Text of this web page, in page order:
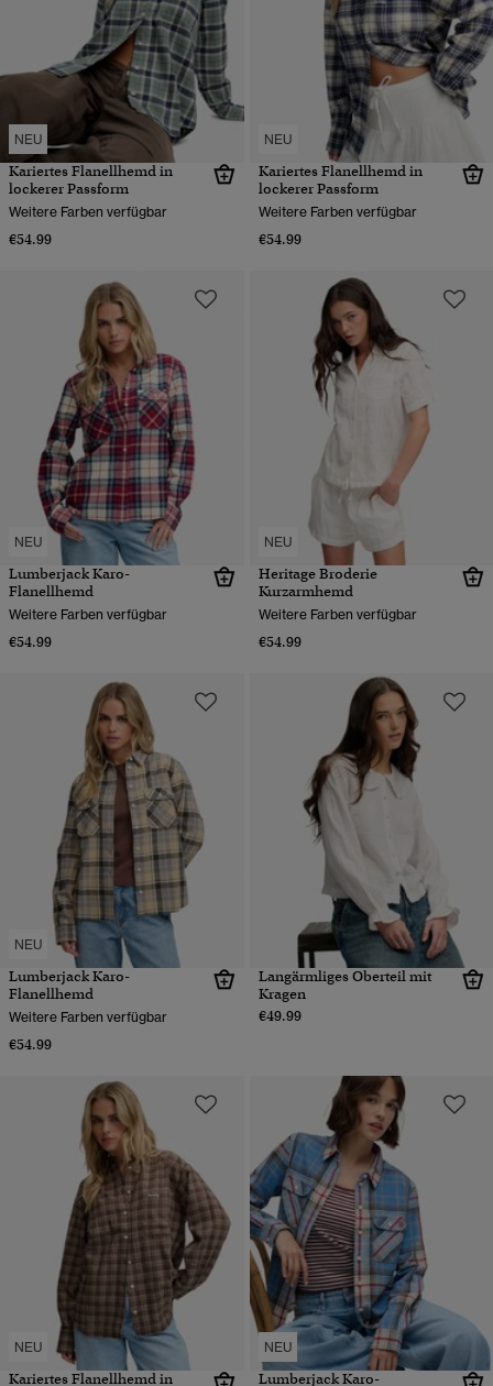
NEU
Kariertes Flanellhemd in
lockerer Passform
Weitere Farben verfügbar
€54.99
NEU
Kariertes Flanellhemd in
lockerer Passform
Weitere Farben verfügbar
€54.99
NEU
Lumberjack Karo-
Flanellhemd
Weitere Farben verfügbar
€54.99
NEU
Heritage Broderie
Kurzarmhemd
Weitere Farben verfügbar
€54.99
NEU
Lumberjack Karo-
Flanellhemd
Weitere Farben verfügbar
€54.99
Langärmliges Oberteil mit
Kragen
€49.99
NEU
Kariertes Flanellhemd in
NEU
Lumberjack Karo-